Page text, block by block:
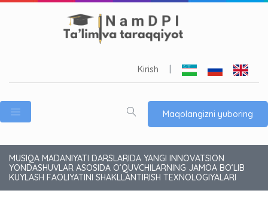
Kirish
Maqolangizni yuboring
MUSIQA MADANIYATI DARSLARIDA YANGI INNOVATSION
YONDASHUVLAR ASOSIDA O‘QUVCHILARNING JAMOA BO‘LIB
KUYLASH FAOLIYATINI SHAKLLANTIRISH TEXNOLOGIYALARI